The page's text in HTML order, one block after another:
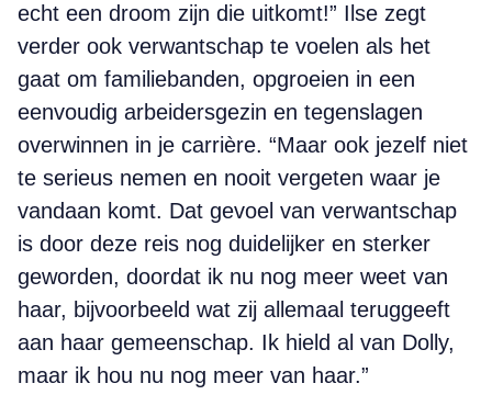
echt een droom zijn die uitkomt!” Ilse zegt
verder ook verwantschap te voelen als het
gaat om familiebanden, opgroeien in een
eenvoudig arbeidersgezin en tegenslagen
overwinnen in je carrière. “Maar ook jezelf niet
te serieus nemen en nooit vergeten waar je
vandaan komt. Dat gevoel van verwantschap
is door deze reis nog duidelijker en sterker
geworden, doordat ik nu nog meer weet van
haar, bijvoorbeeld wat zij allemaal teruggeeft
aan haar gemeenschap. Ik hield al van Dolly,
maar ik hou nu nog meer van haar.”